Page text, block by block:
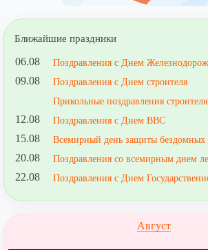
Ближайшие праздники
06.08 Поздравления с Днем
09.08
Поздравления с Днем строителя
Прикольные поздравления
12.08 Поздравления с Днем ВВС
15.08 Всемирный день защиты
20.08 Поздравления со всемирным днем
22.08 Поздравления с Днем
Август